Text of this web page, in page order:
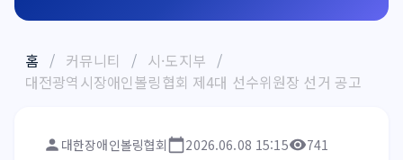
홈 / 커뮤니티 / 시·도지부 /
대전광역시장애인볼링협회 제4대 선수위원장 선거 공고
대한장애인볼링협회 2026.06.08 15:15 741